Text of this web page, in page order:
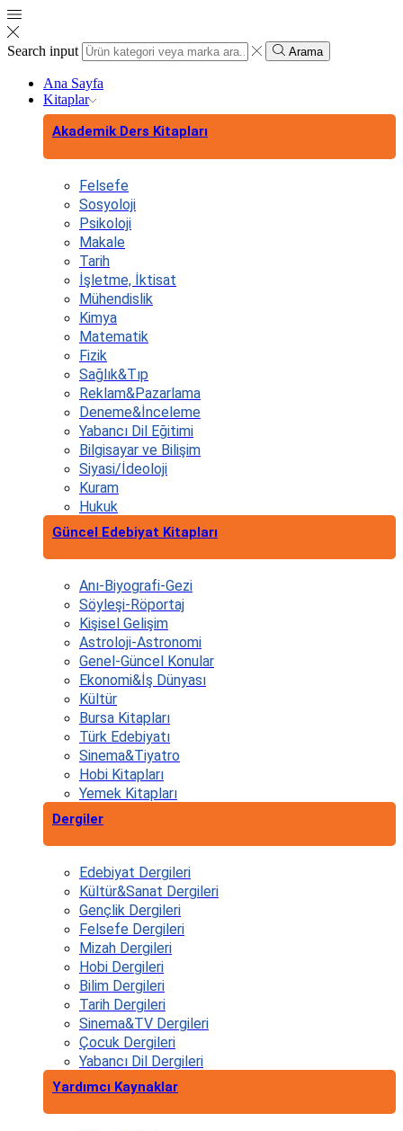
Search input Arama
Ana Sayfa
Kitaplar
Akademik Ders Kitapları
Felsefe
Sosyoloji
Psikoloji
Makale
Tarih
İşletme, İktisat
Mühendislik
Kimya
Matematik
Fizik
Sağlık&Tıp
Reklam&Pazarlama
Deneme&İnceleme
Yabancı Dil Eğitimi
Bilgisayar ve Bilişim
Siyasi/İdeoloji
Kuram
Hukuk
Güncel Edebiyat Kitapları
Anı-Biyografi-Gezi
Söyleşi-Röportaj
Kişisel Gelişim
Astroloji-Astronomi
Genel-Güncel Konular
Ekonomi&İş Dünyası
Kültür
Bursa Kitapları
Türk Edebiyatı
Sinema&Tiyatro
Hobi Kitapları
Yemek Kitapları
Dergiler
Edebiyat Dergileri
Kültür&Sanat Dergileri
Gençlik Dergileri
Felsefe Dergileri
Mizah Dergileri
Hobi Dergileri
Bilim Dergileri
Tarih Dergileri
Sinema&TV Dergileri
Çocuk Dergileri
Yabancı Dil Dergileri
Yardımcı Kaynaklar